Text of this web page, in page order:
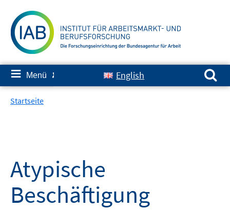
zum
Inhalt
≡ Menü ✘ English
Suchen nach:
Startseite
Atypische
Beschäftigung